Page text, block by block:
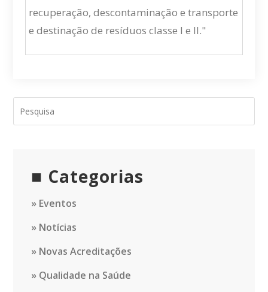
recuperação, descontaminação e transporte
e destinação de resíduos classe I e II."
Categorias
Eventos
Notícias
Novas Acreditações
Qualidade na Saúde